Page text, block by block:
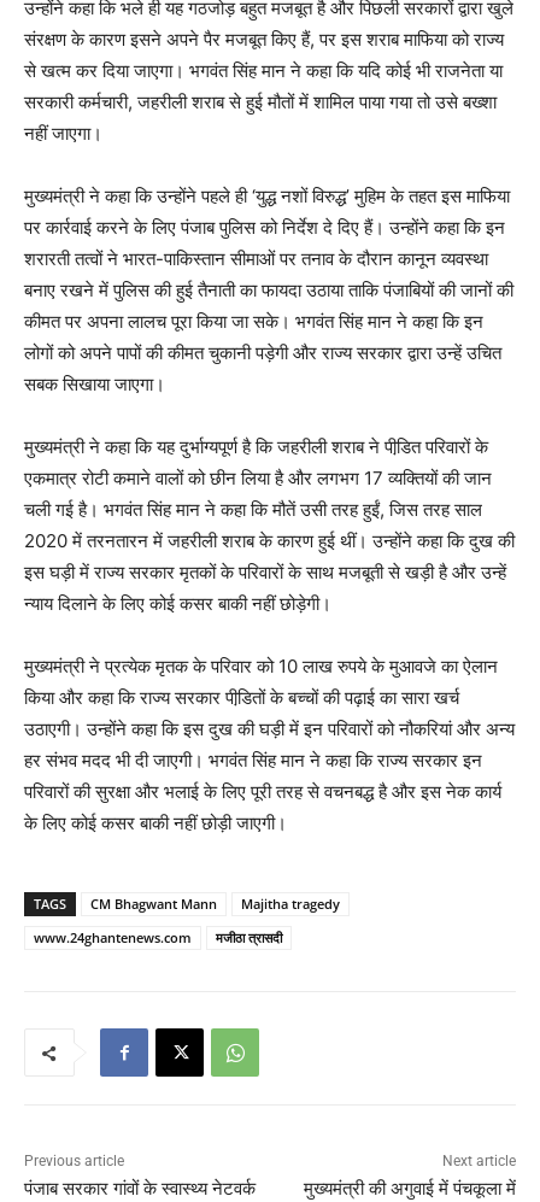
उन्होंने कहा कि भले ही यह गठजोड़ बहुत मजबूत है और पिछली सरकारों द्वारा खुले
संरक्षण के कारण इसने अपने पैर मजबूत किए हैं, पर इस शराब माफिया को राज्य
से खत्म कर दिया जाएगा। भगवंत सिंह मान ने कहा कि यदि कोई भी राजनेता या
सरकारी कर्मचारी, जहरीली शराब से हुई मौतों में शामिल पाया गया तो उसे बख्शा
नहीं जाएगा।
मुख्यमंत्री ने कहा कि उन्होंने पहले ही ‘युद्ध नशों विरुद्ध’ मुहिम के तहत इस माफिया
पर कार्रवाई करने के लिए पंजाब पुलिस को निर्देश दे दिए हैं। उन्होंने कहा कि इन
शरारती तत्वों ने भारत-पाकिस्तान सीमाओं पर तनाव के दौरान कानून व्यवस्था
बनाए रखने में पुलिस की हुई तैनाती का फायदा उठाया ताकि पंजाबियों की जानों की
कीमत पर अपना लालच पूरा किया जा सके। भगवंत सिंह मान ने कहा कि इन
लोगों को अपने पापों की कीमत चुकानी पड़ेगी और राज्य सरकार द्वारा उन्हें उचित
सबक सिखाया जाएगा।
मुख्यमंत्री ने कहा कि यह दुर्भाग्यपूर्ण है कि जहरीली शराब ने पीडि़त परिवारों के
एकमात्र रोटी कमाने वालों को छीन लिया है और लगभग 17 व्यक्तियों की जान
चली गई है। भगवंत सिंह मान ने कहा कि मौतें उसी तरह हुईं, जिस तरह साल
2020 में तरनतारन में जहरीली शराब के कारण हुई थीं। उन्होंने कहा कि दुख की
इस घड़ी में राज्य सरकार मृतकों के परिवारों के साथ मजबूती से खड़ी है और उन्हें
न्याय दिलाने के लिए कोई कसर बाकी नहीं छोड़ेगी।
मुख्यमंत्री ने प्रत्येक मृतक के परिवार को 10 लाख रुपये के मुआवजे का ऐलान
किया और कहा कि राज्य सरकार पीडि़तों के बच्चों की पढ़ाई का सारा खर्च
उठाएगी। उन्होंने कहा कि इस दुख की घड़ी में इन परिवारों को नौकरियां और अन्य
हर संभव मदद भी दी जाएगी। भगवंत सिंह मान ने कहा कि राज्य सरकार इन
परिवारों की सुरक्षा और भलाई के लिए पूरी तरह से वचनबद्ध है और इस नेक कार्य
के लिए कोई कसर बाकी नहीं छोड़ी जाएगी।
TAGS CM Bhagwant Mann
Majitha tragedy
www.24ghantenews.com
मजीठा त्रासदी
Previous article
पंजाब सरकार गांवों के स्वास्थ्य नेटवर्क
Next article
मुख्यमंत्री की अगुवाई में पंचकूला में